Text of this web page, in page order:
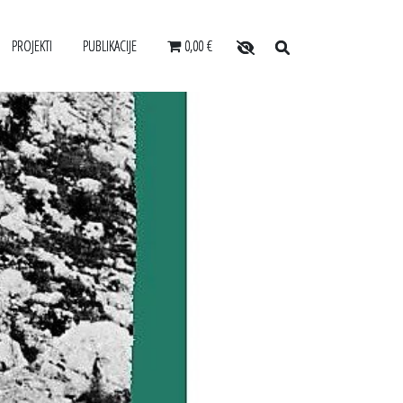
ZA USLUŽBENCE
PROJEKTI
SLOVENSKI ELEKTRONSKI ARHIV
ANONIMKA
VIRTUALNI.ZAC
PUBLIKACIJE 0,00 €
O arhivu